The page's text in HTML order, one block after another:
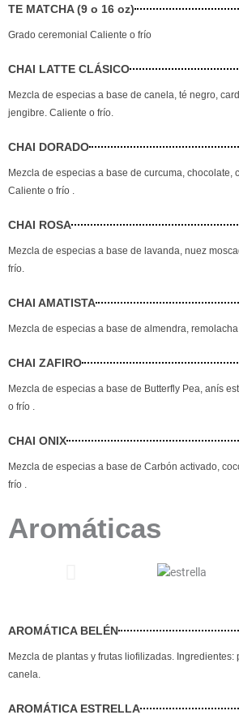
TE MATCHA (9 o 16 oz)
Grado ceremonial Caliente o frío
CHAI LATTE CLÁSICO
Mezcla de especias a base de canela, té negro,
jengibre. Caliente o frío.
CHAI DORADO
Mezcla de especias a base de curcuma, chocolate,
Caliente o frío .
CHAI ROSA
Mezcla de especias a base de lavanda, nuez
frío.
CHAI AMATISTA
Mezcla de especias a base de almendra,
CHAI ZAFIRO
Mezcla de especias a base de Butterfly Pea, anís
o frío .
CHAI ONIX
Mezcla de especias a base de Carbón activado,
frío .
Aromáticas
AROMÁTICA BELÉN
Mezcla de plantas y frutas liofilizadas. Ingredientes:
canela.
AROMÁTICA ESTRELLA